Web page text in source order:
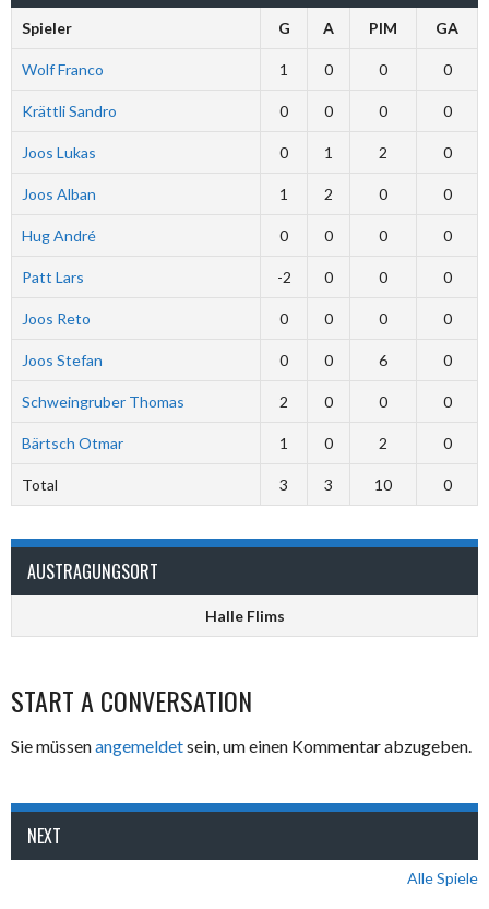
Spieler G A PIM GA
Wolf Franco 1 0 0 0
Krättli Sandro 0 0 0 0
Joos Lukas 0 1 2 0
Joos Alban 1 2 0 0
Hug André 0 0 0 0
Patt Lars -2 0 0 0
Joos Reto 0 0 0 0
Joos Stefan 0 0 6 0
Schweingruber Thomas 2 0 0 0
Bärtsch Otmar 1 0 2 0
Total 3 3 10 0
AUSTRAGUNGSORT
Halle Flims
START A CONVERSATION
Sie müssenangemeldetsein, um einen Kommentar abzugeben.
NEXT
Alle Spiele